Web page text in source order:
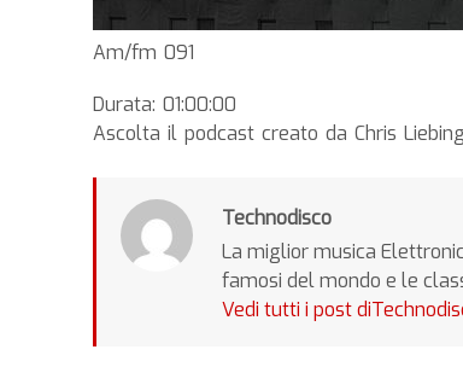
Am/fm 091
Durata: 01:00:00
Ascolta il podcast creato da Chris
Technodisco
La miglior musica
famosi del mondo e le
Vedi tutti i post